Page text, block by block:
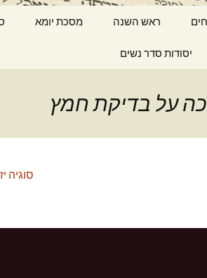
ראש השנה מסכת יומא
יסודות סדר נשים
על בדיקת חמץ
סוגיה